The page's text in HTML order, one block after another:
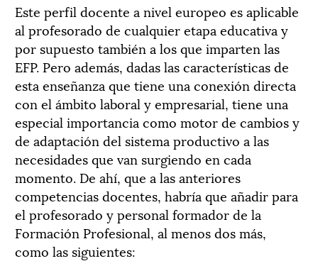
Este perfil docente a nivel europeo es aplicable
al profesorado de cualquier etapa educativa y
por supuesto también a los que imparten las
EFP. Pero además, dadas las características de
esta enseñanza que tiene una conexión directa
con el ámbito laboral y empresarial, tiene una
especial importancia como motor de cambios y
de adaptación del sistema productivo a las
necesidades que van surgiendo en cada
momento. De ahí, que a las anteriores
competencias docentes, habría que añadir para
el profesorado y personal formador de la
Formación Profesional, al menos dos más,
como las siguientes: